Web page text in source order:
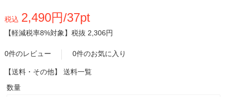
税込 2,490円/37pt
【軽減税率8%対象】 税抜 2,306円
0件のレビュー 0件のお気に入り
【送料・その他】 送料一覧
数量